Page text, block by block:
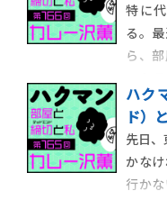
特に
る。
ら、
い、
とが
自体
たの
れる
ハク
ド）
先日
かな
行か